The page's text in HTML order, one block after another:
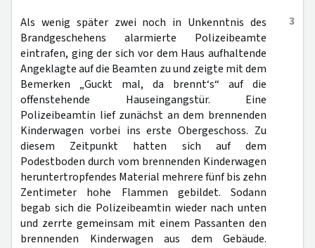
3
Als wenig später zwei noch in Unkenntnis des
Brandgeschehens alarmierte Polizeibeamte
eintrafen, ging der sich vor dem Haus aufhaltende
Angeklagte auf die Beamten zu und zeigte mit dem
Bemerken „Guckt mal, da brennt‘s“ auf die
offenstehende Hauseingangstür. Eine
Polizeibeamtin lief zunächst an dem brennenden
Kinderwagen vorbei ins erste Obergeschoss. Zu
diesem Zeitpunkt hatten sich auf dem
Podestboden durch vom brennenden Kinderwagen
heruntertropfendes Material mehrere fünf bis zehn
Zentimeter hohe Flammen gebildet. Sodann
begab sich die Polizeibeamtin wieder nach unten
und zerrte gemeinsam mit einem Passanten den
brennenden Kinderwagen aus dem Gebäude.